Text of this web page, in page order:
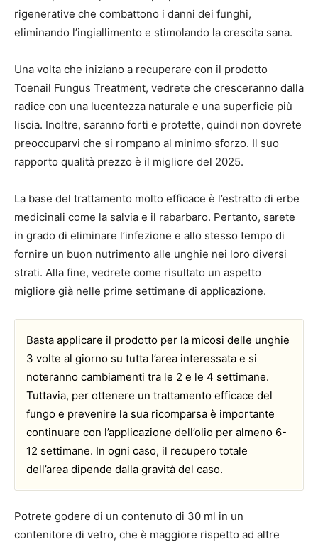
rigenerative che combattono i danni dei funghi,
eliminando l’ingiallimento e stimolando la crescita sana.
Una volta che iniziano a recuperare con il prodotto
Toenail Fungus Treatment, vedrete che cresceranno dalla
radice con una lucentezza naturale e una superficie più
liscia. Inoltre, saranno forti e protette, quindi non dovrete
preoccuparvi che si rompano al minimo sforzo. Il suo
rapporto qualità prezzo è il migliore del 2025.
La base del trattamento molto efficace è l’estratto di erbe
medicinali come la salvia e il rabarbaro. Pertanto, sarete
in grado di eliminare l’infezione e allo stesso tempo di
fornire un buon nutrimento alle unghie nei loro diversi
strati. Alla fine, vedrete come risultato un aspetto
migliore già nelle prime settimane di applicazione.
Basta applicare il prodotto per la micosi delle unghie
3 volte al giorno su tutta l’area interessata e si
noteranno cambiamenti tra le 2 e le 4 settimane.
Tuttavia, per ottenere un trattamento efficace del
fungo e prevenire la sua ricomparsa è importante
continuare con l’applicazione dell’olio per almeno 6-
12 settimane. In ogni caso, il recupero totale
dell’area dipende dalla gravità del caso.
Potrete godere di un contenuto di 30 ml in un
contenitore di vetro, che è maggiore rispetto ad altre